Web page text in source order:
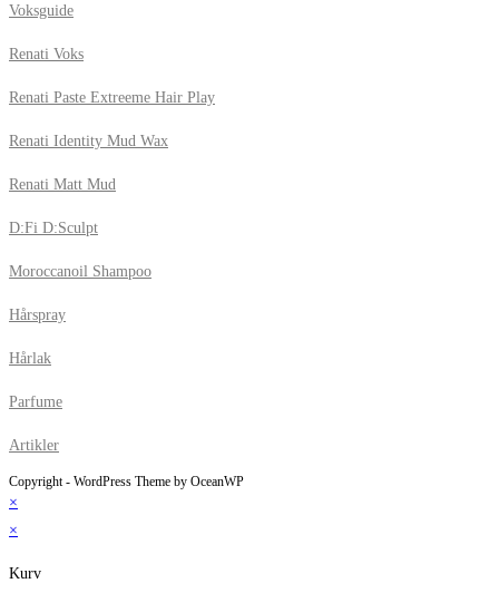
Voksguide
Renati Voks
Renati Paste Extreeme Hair Play
Renati Identity Mud Wax
Renati Matt Mud
D:Fi D:Sculpt
Moroccanoil Shampoo
Hårspray
Hårlak
Parfume
Artikler
Copyright - WordPress Theme by OceanWP
×
×
Kurv